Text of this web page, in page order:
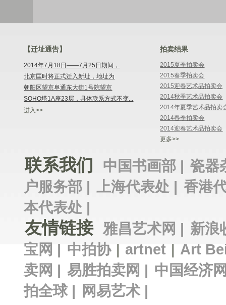
【迁址通告】
2014年7月18日——7月25日期间，
北京匡时将正式迁入新址，地址为
朝阳区望京阜通东大街1号院望京
SOHO塔1A座23层，具体联系方式不变...
进入>>
拍卖结果
2015夏季拍卖会
2015春季拍卖会
2015迎春艺术品拍卖会
2014秋季艺术品拍卖会
2014年夏季艺术品拍卖
2014春季拍卖会
2014迎春艺术品拍卖会
更多>>
联系我们 中国书画部 | 瓷器
户服务部 | 上海代表处 | 香港
本代表处 |
友情链接 雅昌艺术网 | 新浪
宝网 | 中拍协 | artnet | Art
卖网 | 易胜拍卖网 | 中国经济
拍全球 |
网易艺术 |